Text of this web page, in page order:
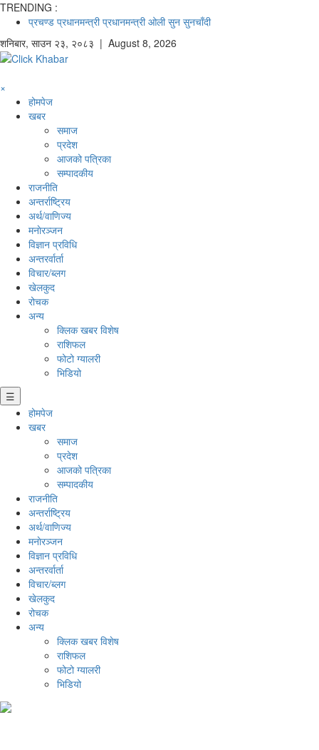
TRENDING :
प्रचण्ड प्रधानमन्त्री प्रधानमन्त्री ओली सुन सुनचाँदी
शनिबार, साउन २३, २०८३ | August 8, 2026
×
होमपेज
खबर
समाज
प्रदेश
आजको पत्रिका
सम्पादकीय
राजनीति
अन्तर्राष्ट्रिय
अर्थ/वाणिज्य
मनाेरञ्जन
विज्ञान प्रविधि
अन्तरर्वार्ता
विचार/ब्लग
खेलकुद
रोचक
अन्य
क्लिक खबर विशेष
राशिफल
फोटो ग्यालरी
भिडियो
☰
होमपेज
खबर
समाज
प्रदेश
आजको पत्रिका
सम्पादकीय
राजनीति
अन्तर्राष्ट्रिय
अर्थ/वाणिज्य
मनाेरञ्जन
विज्ञान प्रविधि
अन्तरर्वार्ता
विचार/ब्लग
खेलकुद
रोचक
अन्य
क्लिक खबर विशेष
राशिफल
फोटो ग्यालरी
भिडियो